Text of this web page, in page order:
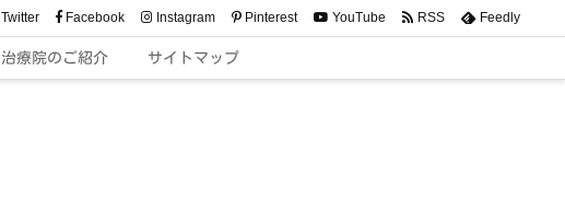
治療院のご紹介 サイトマップ
Twitter Facebook Instagram Pinterest YouTube RSS Feedly